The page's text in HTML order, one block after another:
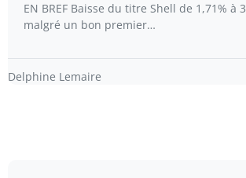
EN BREF Baisse du titre Shell de 1,71% à
malgré un bon premier…
Delphine Lemaire